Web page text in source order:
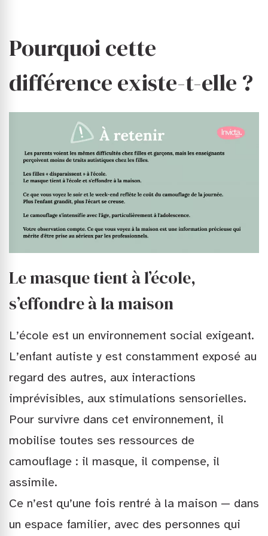
Pourquoi cette
différence existe-t-elle ?
Le masque tient à l’école,
s’effondre à la maison
L’école est un environnement social exigeant.
L’enfant autiste y est constamment exposé au
regard des autres, aux interactions
imprévisibles, aux stimulations sensorielles.
Pour survivre dans cet environnement, il
mobilise toutes ses ressources de
camouflage : il masque, il compense, il
assimile.
Ce n’est qu’une fois rentré à la maison — dans
un espace familier, avec des personnes qui